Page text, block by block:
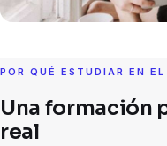
POR QUÉ ESTUDIAR EN
Una formación
real